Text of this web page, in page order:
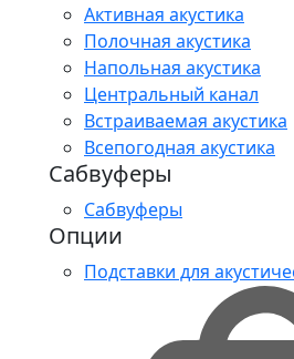
Активная акустика
Полочная акустика
Напольная акустика
Центральный канал
Встраиваемая акустика
Всепогодная акустика
Сабвуферы
Сабвуферы
Опции
Подставки для